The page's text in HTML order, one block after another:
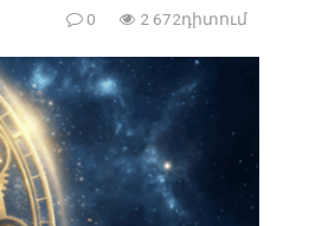
0 2 672դիտում